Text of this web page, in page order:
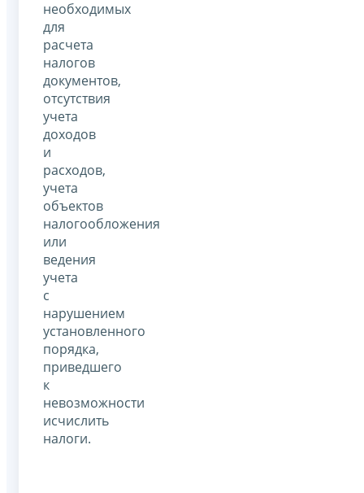
необходимых
для
расчета
налогов
документов,
отсутствия
учета
доходов
и
расходов,
учета
объектов
налогообложения
или
ведения
учета
с
нарушением
установленного
порядка,
приведшего
к
невозможности
исчислить
налоги.